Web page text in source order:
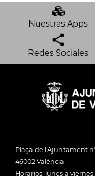
Nuestras Apps
Redes Sociales
Plaça de l'Ajuntament
46002 València
Horarios: lunes a